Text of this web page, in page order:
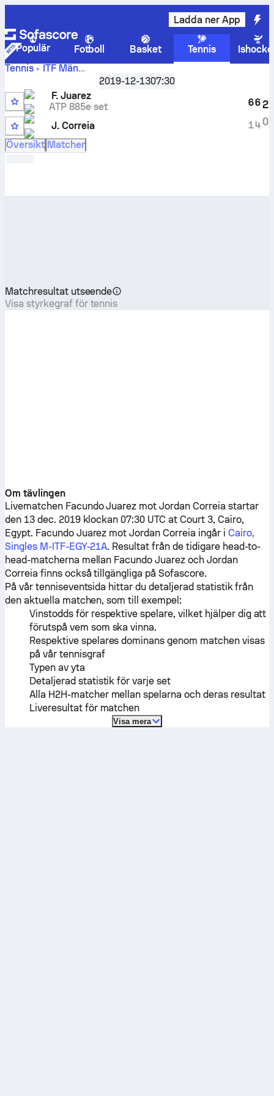
Ladda ner App
Populär Fotboll Basket Tennis
Tennis
ITF Män
Cairo, Singles M-ITF-EGY-21A,Kvartsfinal
och H2H-resultat för
2019-12-1307:30
8
F. Juarez
ATP 885e set
4
J. Correia
6
1
6
4
2
0
Översikt Matcher
Matchresultat utseende
Visa styrkegraf för tennis
Om tävlingen
Livematchen Facundo Juarez motJordan Correia startar
den 13 dec. 2019 klockan 07:30 UTC at Court 3, Cairo,
Egypt. Facundo Juarez motJordan Correia ingår i Cairo,
Singles M-ITF-EGY-21A. Resultat från de tidigare head-to-
head-matcherna mellan Facundo Juarez och Jordan
Correia finns också tillgängliga på Sofascore.
På vår tenniseventsida hittar du detaljerad statistik från
den aktuella matchen, som till exempel:
Vinstodds för respektive spelare, vilket hjälper dig att
förutspå vem som ska vinna.
Respektive spelares dominans genom matchen visas
på vår tennisgraf
Typen av yta
Detaljerad statistik för varje set
Alla H2H-matcher mellan spelarna och deras resultat
Liveresultat för matchen
Visa mera